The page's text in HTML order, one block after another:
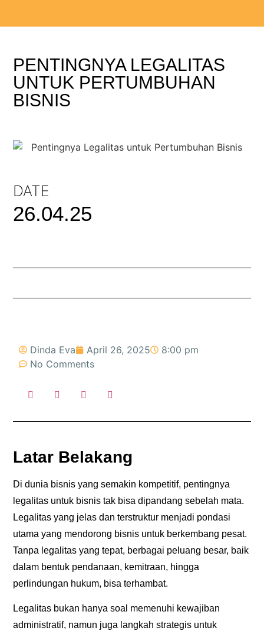
PENTINGNYA LEGALITAS
UNTUK PERTUMBUHAN
BISNIS
DATE
26.04.25
Dinda Eva April 26, 2025
8:00 pm
No Comments
Latar Belakang
Di dunia bisnis yang semakin kompetitif, pentingnya
legalitas untuk bisnis tak bisa dipandang sebelah mata.
Legalitas yang jelas dan terstruktur menjadi pondasi
utama yang mendorong bisnis untuk berkembang pesat.
Tanpa legalitas yang tepat, berbagai peluang besar, baik
dalam bentuk pendanaan, kemitraan, hingga
perlindungan hukum, bisa terhambat.
Legalitas bukan hanya soal memenuhi kewajiban
administratif, namun juga langkah strategis untuk